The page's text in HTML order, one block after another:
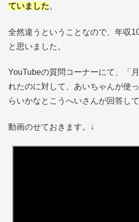
ていました。
全然違うということなので、年収
と思いました。
YouTubeの質問コーナーにて、「
れたのに対して、あいちゃんが使
らいかなとこうへいさんが回答して
動画のせておきます。↓